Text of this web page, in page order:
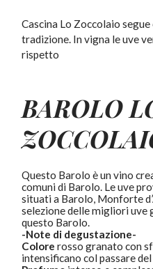
Cascina Lo Zoccolaio
tradizione. In vigna le uve
rispetto
BAROLO
Questo Barolo è un vino
comuni di Barolo. Le uve
situati a Barolo, Monforte
selezione delle migliori uve
questo Barolo.
-Note di degustazione-
Colore rosso granato con
intensificano col passare